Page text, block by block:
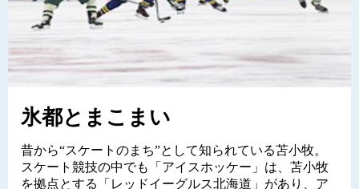
氷都とまこまい
昔から“スケートのまち”として知られている苫小牧。
スケート競技の中でも「アイスホッケー」は、苫小牧
を拠点とする「レッドイーグルス北海道」があり、ア